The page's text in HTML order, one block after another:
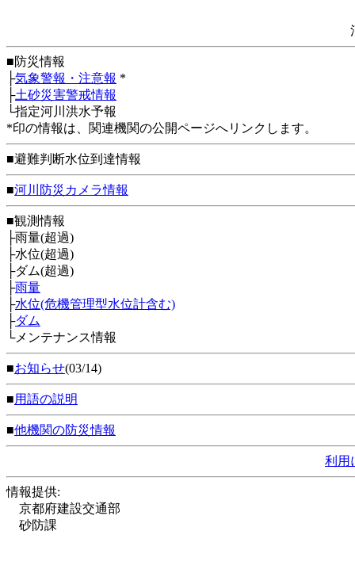
■防災情報
├気象警報・注意報 *
├土砂災害警戒情報
└指定河川洪水予報
*印の情報は、関連機関の公開ページへリンクします。
■避難判断水位到達情報
■河川防災カメラ情報
■観測情報
├雨量(超過)
├水位(超過)
├ダム(超過)
├雨量
├水位(危機管理型水位計含む)
├ダム
└メンテナンス情報
■お知らせ(03/14)
■用語の説明
■他機関の防災情報
利用
情報提供:
京都府建設交通部
砂防課